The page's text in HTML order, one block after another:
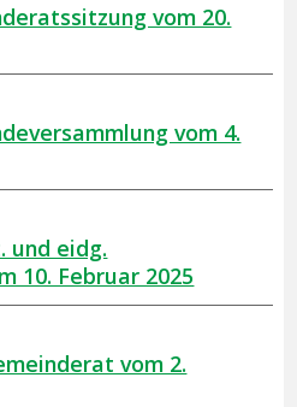
vom 20.
vom 4.
und eidg.
10. Februar 2025
vom 2.